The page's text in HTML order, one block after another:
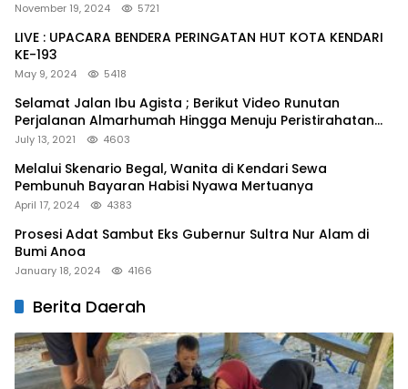
November 19, 2024 5721
LIVE : UPACARA BENDERA PERINGATAN HUT KOTA KENDARI
KE-193
May 9, 2024 5418
Selamat Jalan Ibu Agista ; Berikut Video Runutan
Perjalanan Almarhumah Hingga Menuju Peristirahatan
Terakhir
July 13, 2021 4603
Melalui Skenario Begal, Wanita di Kendari Sewa
Pembunuh Bayaran Habisi Nyawa Mertuanya
April 17, 2024 4383
Prosesi Adat Sambut Eks Gubernur Sultra Nur Alam di
Bumi Anoa
January 18, 2024 4166
Berita Daerah